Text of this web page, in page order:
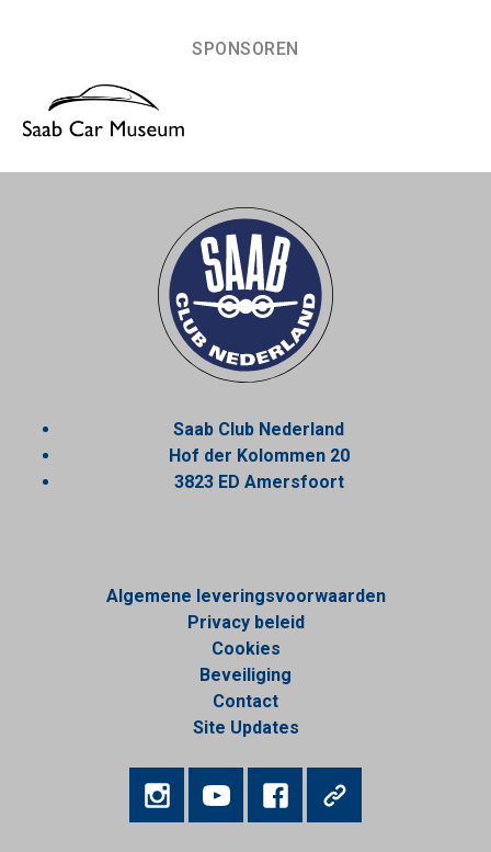
SPONSOREN
Saab Club Nederland
Hof der Kolommen 20
3823 ED Amersfoort
Algemene leveringsvoorwaarden
Privacy beleid
Cookies
Beveiliging
Contact
Site Updates